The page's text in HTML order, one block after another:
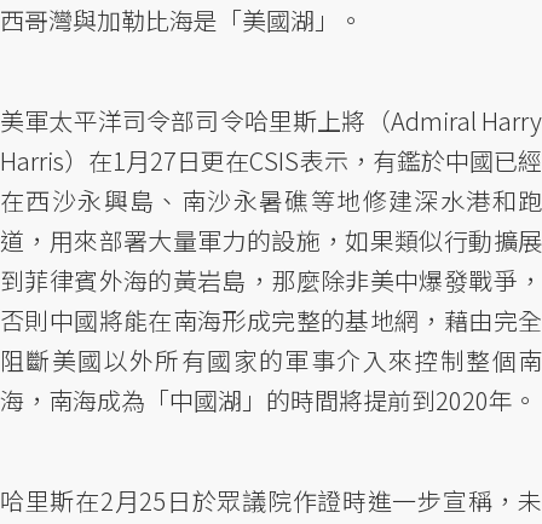
西哥灣與加勒比海是「美國湖」。
美軍太平洋司令部司令哈里斯上將（Admiral Harry
Harris）在1月27日更在CSIS表示，有鑑於中國已經
在西沙永興島、南沙永暑礁等地修建深水港和跑
道，用來部署大量軍力的設施，如果類似行動擴展
到菲律賓外海的黃岩島，那麼除非美中爆發戰爭，
否則中國將能在南海形成完整的基地網，藉由完全
阻斷美國以外所有國家的軍事介入來控制整個南
海，南海成為「中國湖」的時間將提前到2020年。
哈里斯在2月25日於眾議院作證時進一步宣稱，未